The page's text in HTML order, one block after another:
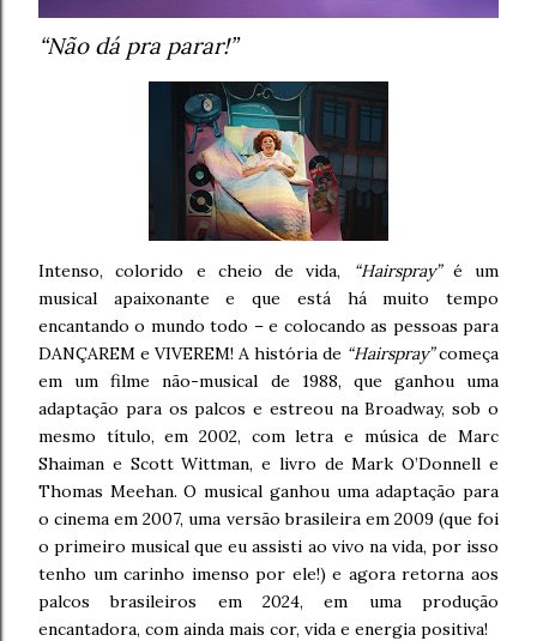
“Não dá pra parar!”
Intenso, colorido e cheio de vida, “Hairspray”é um
musical apaixonante e que está há muito tempo
encantando o mundo todo – e colocando as pessoas para
DANÇAREM e VIVEREM! A história de “Hairspray”começa
em um filme não-musical de 1988, que ganhou uma
adaptação para os palcos e estreou na Broadway, sob o
mesmo título, em 2002, com letra e música de Marc
Shaiman e Scott Wittman, e livro de Mark O’Donnell e
Thomas Meehan. O musical ganhou uma adaptação para
o cinema em 2007, uma versão brasileira em 2009 (que foi
o primeiro musical que eu assisti ao vivo na vida, por isso
tenho um carinho imenso por ele!) e agora retorna aos
palcos brasileiros em 2024, em uma produção
encantadora, com ainda mais cor, vida e energia positiva!